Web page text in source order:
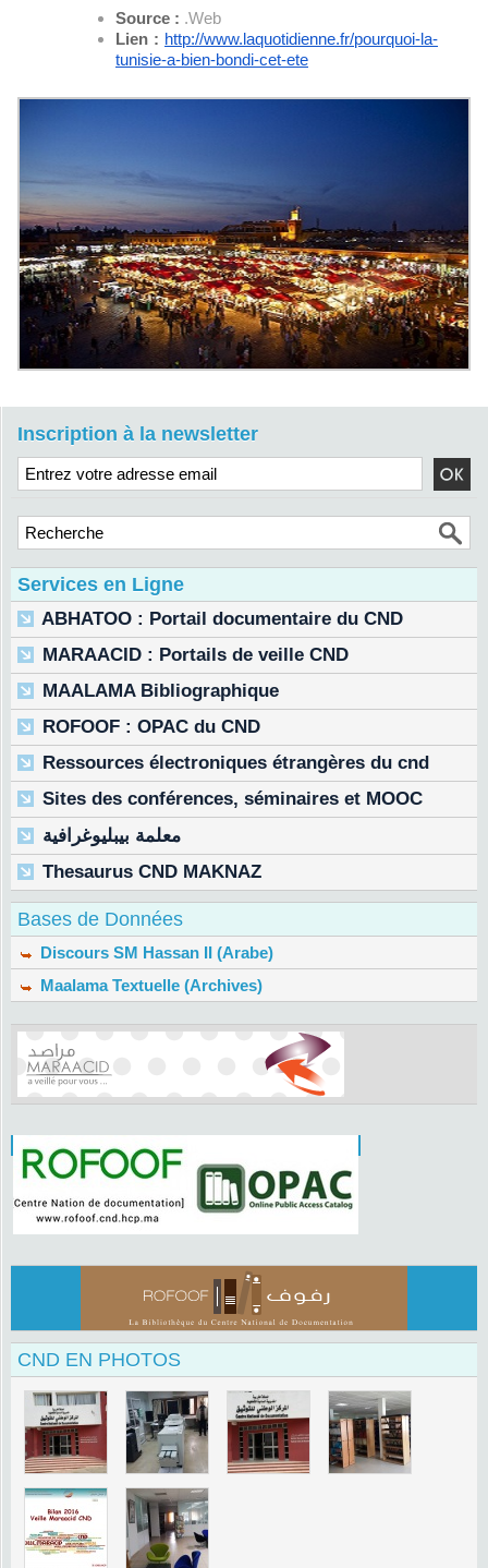
Source : .Web
Lien : http://www.laquotidienne.fr/pourquoi-la-
tunisie-a-bien-bondi-cet-ete
Inscription à la newsletter
Services en Ligne
ABHATOO : Portail documentaire du CND
MARAACID : Portails de veille CND
MAALAMA Bibliographique
ROFOOF : OPAC du CND
Ressources électroniques étrangères du cnd
Sites des conférences, séminaires et MOOC
معلمة بيبليوغرافية
Thesaurus CND MAKNAZ
Bases de Données
Discours SM Hassan II (Arabe)
Maalama Textuelle (Archives)
CND EN PHOTOS